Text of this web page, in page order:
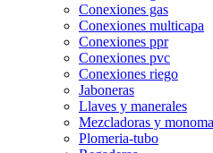
Conexiones gas
Conexiones multicapa
Conexiones ppr
Conexiones pvc
Conexiones riego
Jaboneras
Llaves y manerales
Mezcladoras y
Plomeria-tubo